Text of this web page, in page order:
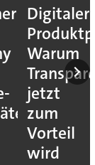
Digitaler
Warum
jetzt
zum
Vorteil
wird